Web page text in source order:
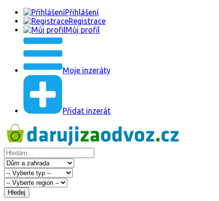
Přihlášení
Registrace
Můj profil
Moje inzeráty
Přidat inzerát
Hledej